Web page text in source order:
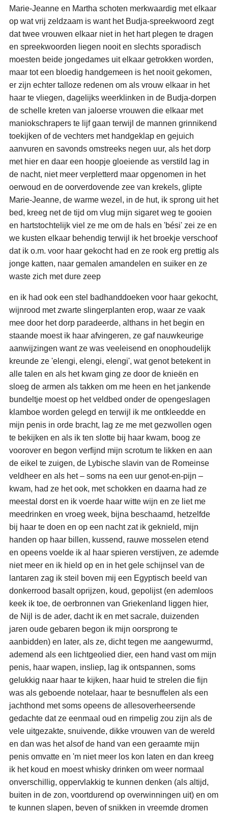
Marie-Jeanne en Martha schoten merkwaardig met elkaar
op wat vrij zeldzaam is want het Budja-spreekwoord zegt
dat twee vrouwen elkaar niet in het hart plegen te dragen
en spreekwoorden liegen nooit en slechts sporadisch
moesten beide jongedames uit elkaar getrokken worden,
maar tot een bloedig handgemeen is het nooit gekomen,
er zijn echter talloze redenen om als vrouw elkaar in het
haar te vliegen, dagelijks weerklinken in de Budja-dorpen
de schelle kreten van jaloerse vrouwen die elkaar met
maniokschrapers te lijf gaan terwijl de mannen grinnikend
toekijken of de vechters met handgeklap en gejuich
aanvuren en savonds omstreeks negen uur, als het dorp
met hier en daar een hoopje gloeiende as verstild lag in
de nacht, niet meer verpletterd maar opgenomen in het
oerwoud en de oorverdovende zee van krekels, glipte
Marie-Jeanne, de warme wezel, in de hut, ik sprong uit het
bed, kreeg net de tijd om vlug mijn sigaret weg te gooien
en hartstochtelijk viel ze me om de hals en 'bési' zei ze en
we kusten elkaar behendig terwijl ik het broekje verschoof
dat ik o.m. voor haar gekocht had en ze rook erg prettig als
jonge katten, naar gemalen amandelen en suiker en ze
waste zich met dure zeep
en ik had ook een stel badhanddoeken voor haar gekocht,
wijnrood met zwarte slingerplanten erop, waar ze vaak
mee door het dorp paradeerde, althans in het begin en
staande moest ik haar afvingeren, ze gaf nauwkeurige
aanwijzingen want ze was veeleisend en onophoudelijk
kreunde ze 'elengi, elengi, elengi', wat genot betekent in
alle talen en als het kwam ging ze door de knieën en
sloeg de armen als takken om me heen en het jankende
bundeltje moest op het veldbed onder de opengeslagen
klamboe worden gelegd en terwijl ik me ontkleedde en
mijn penis in orde bracht, lag ze me met gezwollen ogen
te bekijken en als ik ten slotte bij haar kwam, boog ze
voorover en begon verfijnd mijn scrotum te likken en aan
de eikel te zuigen, de Lybische slavin van de Romeinse
veldheer en als het – soms na een uur genot-en-pijn –
kwam, had ze het ook, met schokken en daarna had ze
meestal dorst en ik voerde haar witte wijn en ze liet me
meedrinken en vroeg week, bijna beschaamd, hetzelfde
bij haar te doen en op een nacht zat ik geknield, mijn
handen op haar billen, kussend, rauwe mosselen etend
en opeens voelde ik al haar spieren verstijven, ze ademde
niet meer en ik hield op en in het gele schijnsel van de
lantaren zag ik steil boven mij een Egyptisch beeld van
donkerrood basalt oprijzen, koud, gepolijst (en ademloos
keek ik toe, de oerbronnen van Griekenland liggen hier,
de Nijl is de ader, dacht ik en met sacrale, duizenden
jaren oude gebaren begon ik mijn oorsprong te
aanbidden) en later, als ze, dicht tegen me aangewurmd,
ademend als een lichtgeolied dier, een hand vast om mijn
penis, haar wapen, insliep, lag ik ontspannen, soms
gelukkig naar haar te kijken, haar huid te strelen die fijn
was als geboende notelaar, haar te besnuffelen als een
jachthond met soms opeens de allesoverheersende
gedachte dat ze eenmaal oud en rimpelig zou zijn als de
vele uitgezakte, snuivende, dikke vrouwen van de wereld
en dan was het alsof de hand van een geraamte mijn
penis omvatte en 'm niet meer los kon laten en dan kreeg
ik het koud en moest whisky drinken om weer normaal
onverschillig, oppervlakkig te kunnen denken (als altijd,
buiten in de zon, voortdurend op overwinningen uit) en om
te kunnen slapen, beven of snikken in vreemde dromen